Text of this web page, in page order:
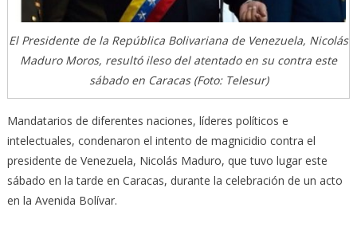
El Presidente de la República Bolivariana de Venezuela, Nicolás
Maduro Moros, resultó ileso del atentado en su contra este
sábado en Caracas (Foto: Telesur)
Mandatarios de diferentes naciones, líderes políticos e
intelectuales, condenaron el intento de magnicidio contra el
presidente de Venezuela, Nicolás Maduro, que tuvo lugar este
sábado en la tarde en Caracas, durante la celebración de un acto
en la Avenida Bolívar.